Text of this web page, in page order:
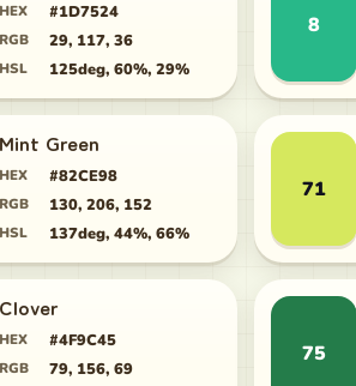
HEX #1D7524
RGB 29, 117, 36
HSL 125deg, 60%, 29%
8
Mint Green
HEX #82CE98
RGB 130, 206, 152
HSL 137deg, 44%, 66%
71
Clover
HEX #4F9C45
RGB 79, 156, 69
75